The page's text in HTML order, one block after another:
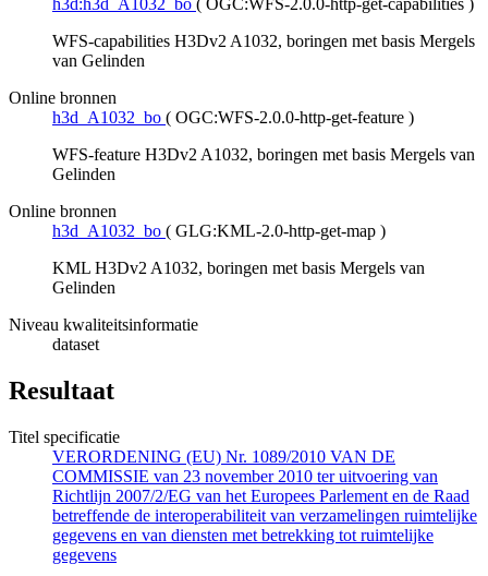
h3d:h3d_A1032_bo ( OGC:WFS-2.0.0-http-get-capabilities )
WFS-capabilities H3Dv2 A1032, boringen met basis Mergels
van Gelinden
Online bronnen
h3d_A1032_bo ( OGC:WFS-2.0.0-http-get-feature )
WFS-feature H3Dv2 A1032, boringen met basis Mergels van
Gelinden
Online bronnen
h3d_A1032_bo ( GLG:KML-2.0-http-get-map )
KML H3Dv2 A1032, boringen met basis Mergels van
Gelinden
Niveau kwaliteitsinformatie
dataset
Resultaat
Titel specificatie
VERORDENING (EU) Nr. 1089/2010 VAN DE
COMMISSIE van 23 november 2010 ter uitvoering van
Richtlijn 2007/2/EG van het Europees Parlement en de Raad
betreffende de interoperabiliteit van verzamelingen ruimtelijke
gegevens en van diensten met betrekking tot ruimtelijke
gegevens